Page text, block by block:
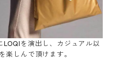
LOQIを演出し、カジュアル以
楽しんで頂けます。